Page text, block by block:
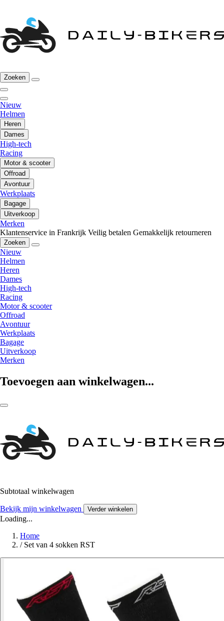
Zoeken
Nieuw
Helmen
Heren
Dames
High-tech
Racing
Motor & scooter
Offroad
Avontuur
Werkplaats
Bagage
Uitverkoop
Merken
Klantenservice in Frankrijk Veilig betalen Gemakkelijk retourneren
Zoeken
Nieuw
Helmen
Heren
Dames
High-tech
Racing
Motor & scooter
Offroad
Avontuur
Werkplaats
Bagage
Uitverkoop
Merken
Toevoegen aan winkelwagen...
Subtotaal winkelwagen
Bekijk mijn winkelwagen Verder winkelen
Loading...
Home
/ Set van 4 sokken RST